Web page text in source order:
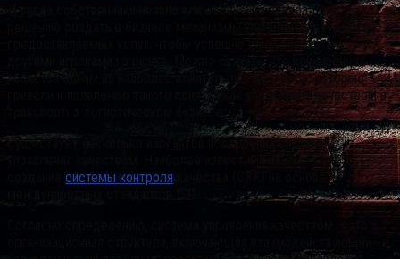
И тогда собственники неявно или осознанно приходили к
решению создать в бизнесе механизмы управления качеством
предоставляемых услуг, чтобы успешно конкурировать с
другими игроками на рынке. Можно сказать, что конкуренция
является одним из наиболее влиятельных факторов, которые
привели к появлению такого понятия как управление качеством в
транспортно-логистическом бизнесе.
Существует несколько вариантов построения системы
управления качеством. Наиболее известный из них – это
системы контроля